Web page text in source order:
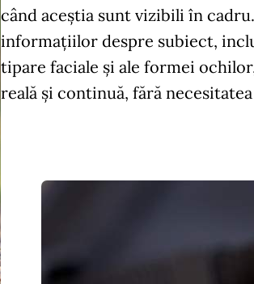
când aceștia sunt vizibili în
informațiilor despre subiect,
tipare faciale și ale formei
reală și continuă, fără